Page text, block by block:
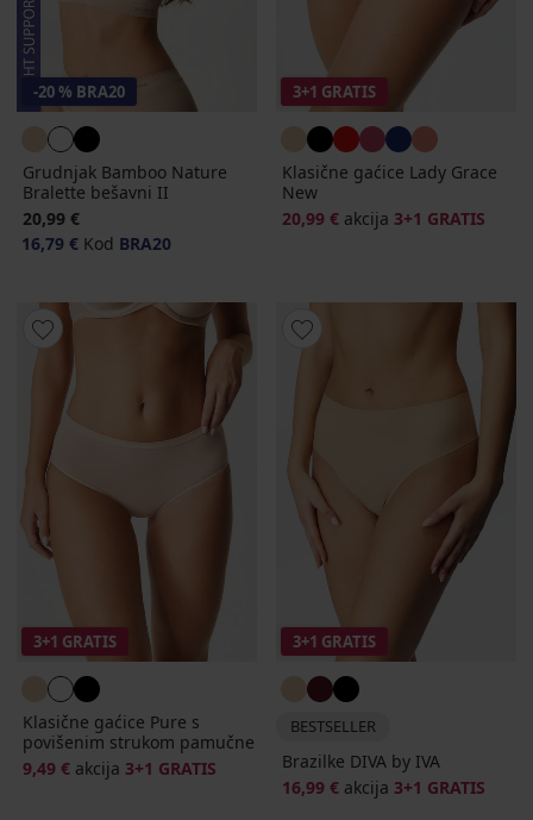
-20 % BRA20
Grudnjak Bamboo Nature
Bralette bešavni II
20,99 €
16,79 € Kod BRA20
3+1 GRATIS
Klasične gaćice Lady Grace
New
20,99 € akcija 3+1 GRATIS
3+1 GRATIS
Klasične gaćice Pure s
povišenim strukom pamučne
9,49 € akcija 3+1 GRATIS
3+1 GRATIS
BESTSELLER
Brazilke DIVA by IVA
16,99 € akcija 3+1 GRATIS